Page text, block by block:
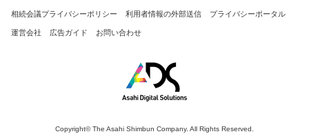
相続会議プライバシーポリシー 利用者情報の外部送信 プライバシーポータル
運営会社 広告ガイド お問い合わせ
Copyright© The Asahi Shimbun Company. All Rights Reserved.